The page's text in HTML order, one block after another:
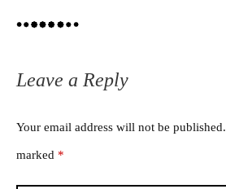
Leave a Reply
Your email address will not be published.
marked *